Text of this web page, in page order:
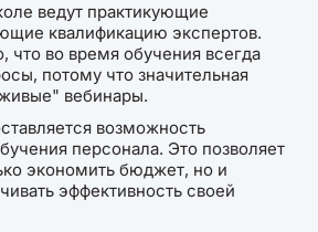
ведут практикующие
квалификацию экспертов.
что во время обучения всегда
потому что значительная
вебинары.
возможность
персонала. Это позволяет
экономить бюджет, но и
эффективность своей